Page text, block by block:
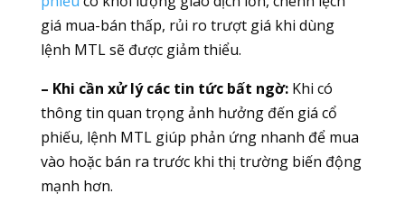
giá mua-bán thấp, rủi ro trượt giá khi dùng
lệnh MTL sẽ được giảm thiểu.
– Khi cần xử lý các tin tức bất ngờ:Khi có
thông tin quan trọng ảnh hưởng đến giá cổ
phiếu, lệnh MTL giúp phản ứng nhanh để mua
vào hoặc bán ra trước khi thị trường biến động
mạnh hơn.